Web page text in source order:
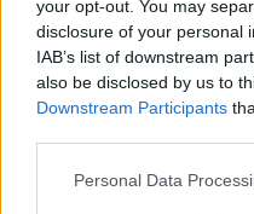
your opt-out. You may
disclosure of your personal
IAB’s list of downstream
also be disclosed by us to
Downstream Participants
Please note that this
Personal Data